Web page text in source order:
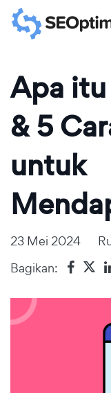
Apa itu
& 5
untuk
23 Mei 2024
Bagikan: